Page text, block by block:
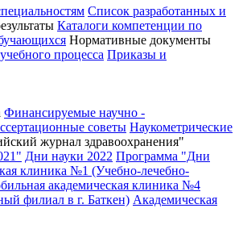
Список разработанных и
Каталоги компетенции по
Нормативные документы
процесса Приказы и
Финансируемые научно -
советы Наукометрические
журнал здравоохранения"
Дни науки 2022 Программа "Дни
клиника №1 (Учебно-лечебно-
академическая клиника №4
филиал в г. Баткен) Академическая